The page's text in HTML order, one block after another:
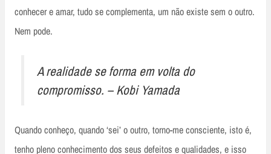
conhecer e amar, tudo se complementa, um não existe sem o outro.
Nem pode.
A realidade se forma em volta do
compromisso. – Kobi Yamada
Quando conheço, quando ‘sei’ o outro, torno-me consciente, isto é,
tenho pleno conhecimento dos seus defeitos e qualidades, e isso